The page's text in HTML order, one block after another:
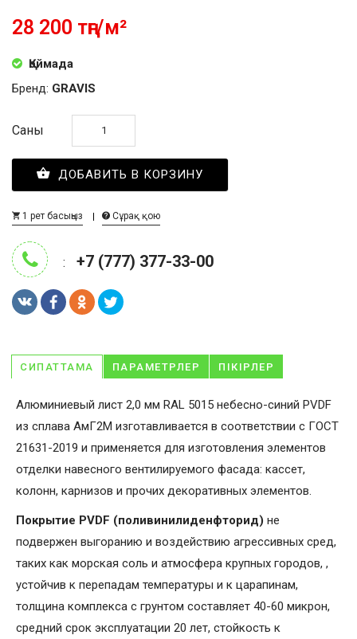
28 200 тңг/м²
Қоймада
Бренд: GRAVIS
Саны
ДОБАВИТЬ В КОРЗИНУ
1 рет басыңыз Сұрақ қою
: +7 (777) 377-33-00
СИПАТТАМА ПАРАМЕТРЛЕР ПІКІРЛЕР
Алюминиевый лист 2,0 мм RAL 5015 небесно-синий PVDF
из сплава АмГ2М изготавливается в соответствии с ГОСТ
21631-2019 и применяется для изготовления элементов
отделки навесного вентилируемого фасада: кассет,
колонн, карнизов и прочих декоративных элементов.
Покрытие PVDF (поливинилиденфторид) не
подвержен выгоранию и воздействию агрессивных сред,
таких как морская соль и атмосфера крупных городов, ,
устойчив к перепадам температуры и к царапинам,
толщина комплекса с грунтом составляет 40-60 микрон,
средний срок эксплуатации 20 лет, стойкость к